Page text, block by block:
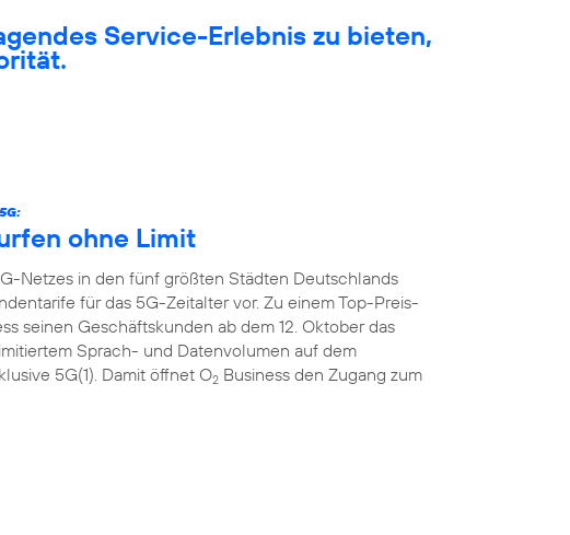
Service-Erlebnis zu bieten,
ohne Limit
Netzes in den fünf größten Städten Deutschlands
für das 5G-Zeitalter vor. Zu einem Top-Preis-
seinen Geschäftskunden ab dem 12. Oktober das
Sprach- und Datenvolumen auf dem
5G(1). Damit öffnet O2 Business den Zugang zum